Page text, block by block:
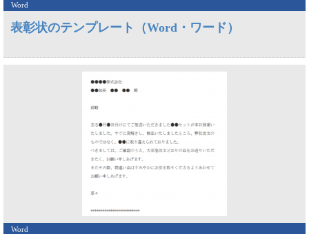
Word
表彰状のテンプレート（Word・ワード）
Word